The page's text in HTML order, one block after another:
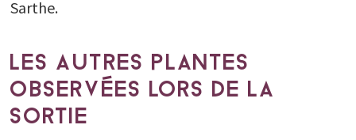
Sarthe.
LES AUTRES PLANTES
OBSERVÉES LORS DE LA
SORTIE